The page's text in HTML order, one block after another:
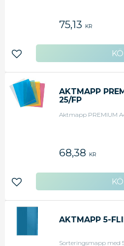
75,13 KR
Lägg till i favoriter
AKTMAPP
25/FP
Aktmapp PREMIUM
68,38 KR
Lägg till i favoriter
AKTMAPP 5-
Sorteringsmapp med